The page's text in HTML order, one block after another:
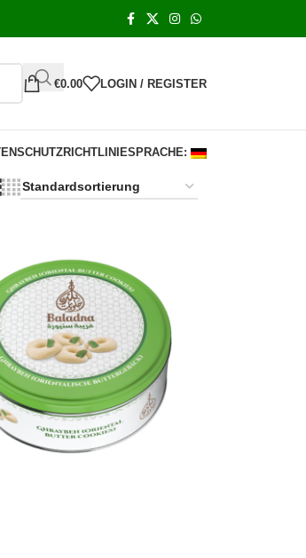
€0.00 LOGIN / REGISTER
SPRACHE: